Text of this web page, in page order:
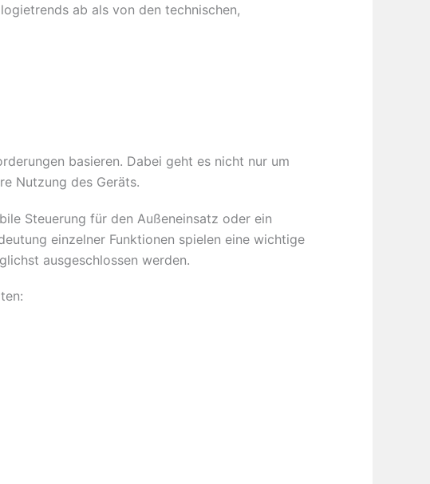
ab als von den technischen,
basieren. Dabei geht es nicht nur um
Nutzung des Geräts.
Steuerung für den Außeneinsatz oder ein
einzelner Funktionen spielen eine wichtige
ausgeschlossen werden.